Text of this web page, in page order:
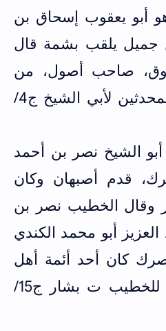
أبو يعقوب إسحاق بن
جميل يلقب بشمة قال
صاحب أصول، من
المعمرين (طبقات المحدثين لأبي الشيخ ج4/
الشيخ نصر بن أحمد
قدم أصبهان وكان
وقال الخطيب نصر بن
أبو محمد الكندي
كان أحد أئمة أهل
الحديث (تاريخ بغداد للخطيب ت بشار ج15/